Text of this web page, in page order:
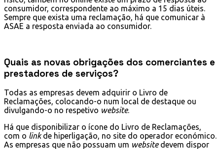
consumidor, correspondente ao máximo a 15 dias úteis.
Sempre que exista uma reclamação, há que comunicar à
ASAE a resposta enviada ao consumidor.
Quais as novas obrigações dos comerciantes e
prestadores de serviços?
Todas as empresas devem adquirir o Livro de
Reclamações, colocando-o num local de destaque ou
divulgando-o no respetivo website.
Há que disponibilizar o ícone do Livro de Reclamações,
com o linkde hiperligação, no site do operador económico.
As empresas que não possuam um websitedevem dispor